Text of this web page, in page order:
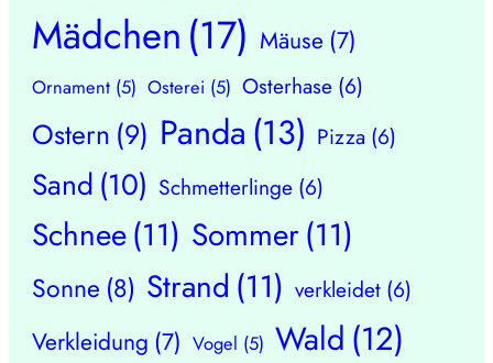
Mädchen (17) Mäuse (7)
Ornament (5) Osterei (5) Osterhase (6)
Ostern (9) Panda (13) Pizza (6)
Sand (10) Schmetterlinge (6)
Schnee(11) Sommer(11)
Sonne (8) Strand (11) verkleidet (6)
Verkleidung (7) Vogel (5) Wald (12)